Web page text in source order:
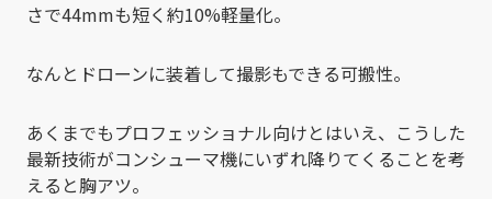
さで44mmも短く約10%軽量化。
なんとドローンに装着して撮影もできる可搬性。
あくまでもプロフェッショナル向けとはいえ、こうした
最新技術がコンシューマ機にいずれ降りてくることを考
えると胸アツ。